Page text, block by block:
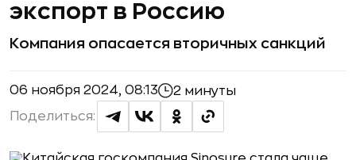
экспорт в Россию
Компания опасается вторичных санкций
06 ноября 2024, 08:13 2 минуты
Поделиться: